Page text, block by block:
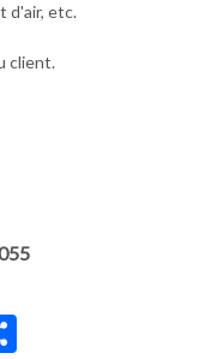
d'air, etc.
client.